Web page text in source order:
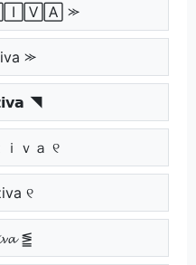
⪼
⪼
◥
ｖａ ୧
୧
⪑